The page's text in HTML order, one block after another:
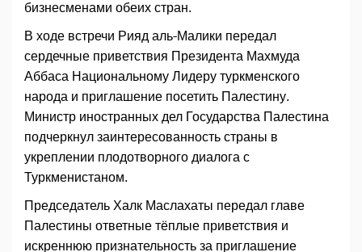
бизнесменами обеих стран.
В ходе встречи Рияд аль-Малики передал
сердечные приветствия Президента Махмуда
Аббаса Национальному Лидеру туркменского
народа и приглашение посетить Палестину.
Министр иностранных дел Государства Палестина
подчеркнул заинтересованность страны в
укреплении плодотворного диалога с
Туркменистаном.
Председатель Халк Маслахаты передал главе
Палестины ответные тёплые приветствия и
искреннюю признательность за приглашение